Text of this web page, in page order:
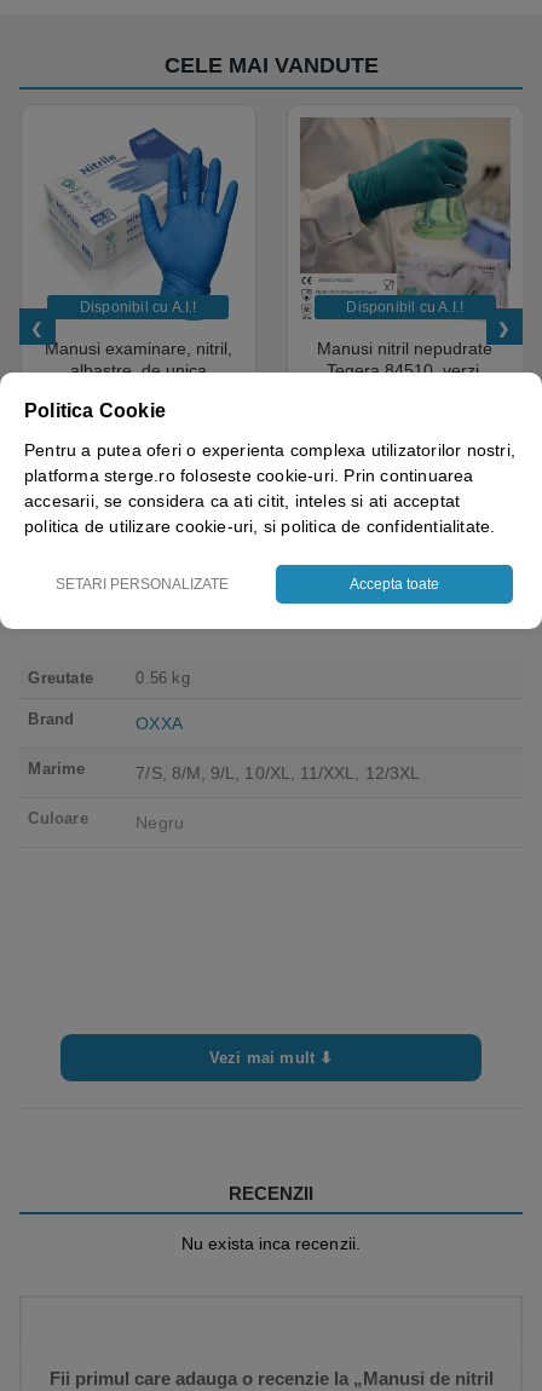
CELE MAI VANDUTE
Disponibil cu A.I.​!
Manusi examinare, nitril,
albastre, de unica
nepudrate, 100buc / cutie
saloane si domeniul
industrial, calitate premium
out of 5
18.05lei+ TVA
Vezi detalii
Disponibil cu A.I.​!
Manusi nitril nepudrate
Tegera 84510, verzi,
industria alimentara
43.69lei+ TVA
Vezi detalii
Greutate 0.56 kg
Brand OXXA
Marime 7/S, 8/M, 9/L, 10/XL, 11/XXL, 12/3XL
Culoare Negru
Vezi mai mult ⬇
RECENZII
Nu exista inca recenzii.
Fii primul care adauga o recenzie la „Manusi de nitril
Politica Cookie
Pentru a putea oferi o experienta complexa utilizatorilor nostri,
platforma sterge.ro foloseste cookie-uri. Prin continuarea
accesarii, se considera ca ati citit, inteles si ati acceptat
politica de utilizare cookie-uri, si politica de confidentialitate.
SETARI PERSONALIZATE Accepta toate